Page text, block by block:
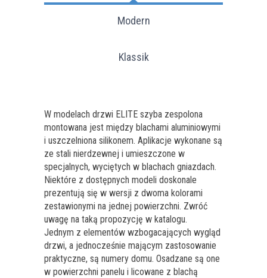
Modern
Klassik
W modelach drzwi ELITE szyba zespolona
montowana jest między blachami aluminiowymi
i uszczelniona silikonem. Aplikacje wykonane są
ze stali nierdzewnej i umieszczone w
specjalnych, wyciętych w blachach gniazdach.
Niektóre z dostępnych modeli doskonale
prezentują się w wersji z dwoma kolorami
zestawionymi na jednej powierzchni. Zwróć
uwagę na taką propozycję w katalogu.
Jednym z elementów wzbogacających wygląd
drzwi, a jednocześnie mającym zastosowanie
praktyczne, są numery domu. Osadzane są one
w powierzchni panelu i licowane z blachą